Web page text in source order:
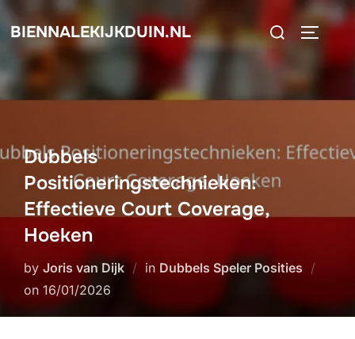
Skip
content
BIENNALEKIJKDUIN.NL
Search
Dubbels
Positioneringstechnieken:
Effectieve Court Coverage,
Hoeken
by Joris van Dijk in Dubbels Speler Posities
on Posted
on
16/01/2026